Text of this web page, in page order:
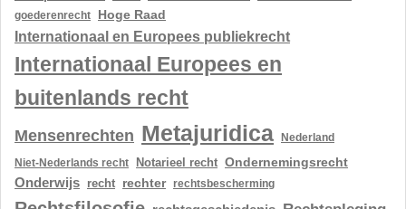
goederenrecht
Hoge Raad
Internationaal en Europees publiekrecht
Internationaal Europees en
buitenlands recht
Mensenrechten Metajuridica
Nederland
Niet-Nederlands recht
Notarieel recht Ondernemingsrecht
Onderwijs recht rechter rechtsbescherming